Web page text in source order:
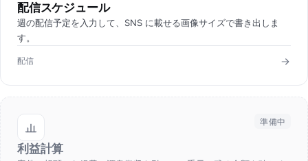
配信スケジュール
週の配信予定を入力して、SNS に載せる画像サイズで書き出しま
す。
配信
準備中
利益計算